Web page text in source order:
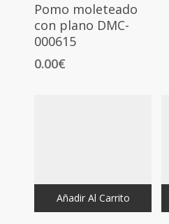
Pomo moleteado
con plano DMC-
000615
0.00€
Añadir Al Carrito